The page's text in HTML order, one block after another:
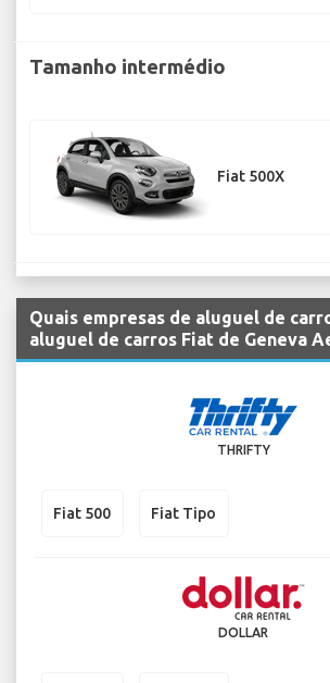
Tamanho intermédio
Fiat 500X
Quais empresas de aluguel de
aluguel de carros Fiat de Geneva
THRIFTY
Fiat 500 Fiat Tipo
DOLLAR